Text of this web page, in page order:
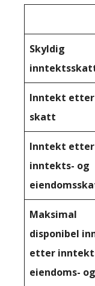
Skyldig
Inntekt etter
skatt
Inntekt etter
inntekts- og
Maksimal
disponibel
etter
eiendoms- og